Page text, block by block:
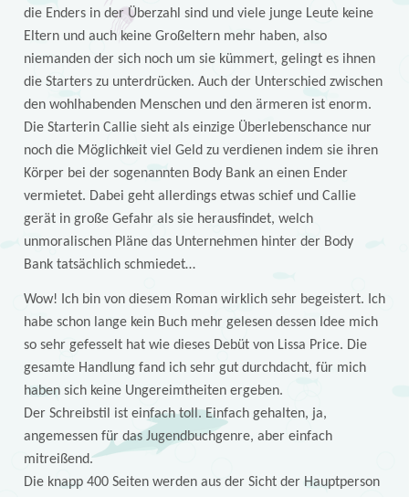
die Enders in der Überzahl sind und viele junge Leute keine
Eltern und auch keine Großeltern mehr haben, also
niemanden der sich noch um sie kümmert, gelingt es ihnen
die Starters zu unterdrücken. Auch der Unterschied zwischen
den wohlhabenden Menschen und den ärmeren ist enorm.
Die Starterin Callie sieht als einzige Überlebenschance nur
noch die Möglichkeit viel Geld zu verdienen indem sie ihren
Körper bei der sogenannten Body Bank an einen Ender
vermietet. Dabei geht allerdings etwas schief und Callie
gerät in große Gefahr als sie herausfindet, welch
unmoralischen Pläne das Unternehmen hinter der Body
Bank tatsächlich schmiedet…
Wow! Ich bin von diesem Roman wirklich sehr begeistert. Ich
habe schon lange kein Buch mehr gelesen dessen Idee mich
so sehr gefesselt hat wie dieses Debüt von Lissa Price. Die
gesamte Handlung fand ich sehr gut durchdacht, für mich
haben sich keine Ungereimtheiten ergeben.
Der Schreibstil ist einfach toll. Einfach gehalten, ja,
angemessen für das Jugendbuchgenre, aber einfach
mitreißend.
Die knapp 400 Seiten werden aus der Sicht der Hauptperson